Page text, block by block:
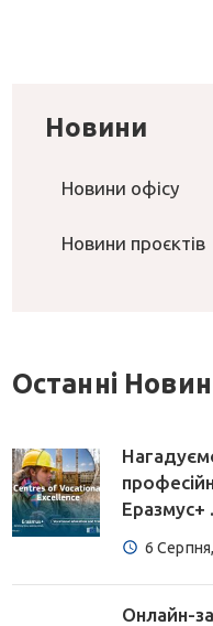
Новини
Новини офісу
Новини проєктів
Останні
Еразмус+
6
Онлайн-